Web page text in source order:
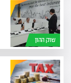
שוק ההון